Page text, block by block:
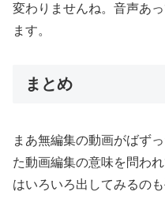
変わりませんね。音声あ
ます。
まとめ
まあ無編集の動画がばず
た動画編集の意味を問わ
はいろいろ出してみるの